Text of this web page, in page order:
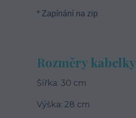
* Zapínání na zip
Rozměry kabelky
Šířka: 30 cm
Výška: 28 cm